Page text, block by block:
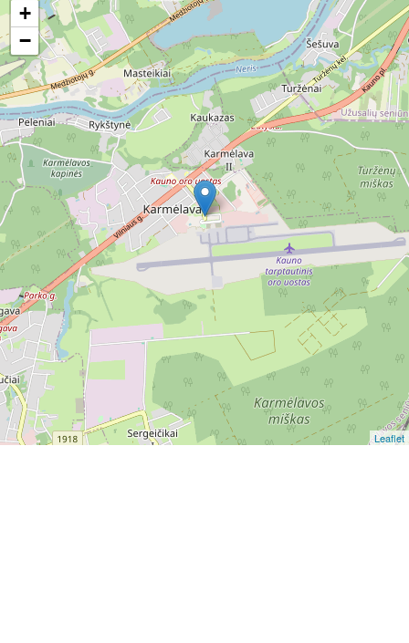
+
−
Leaflet